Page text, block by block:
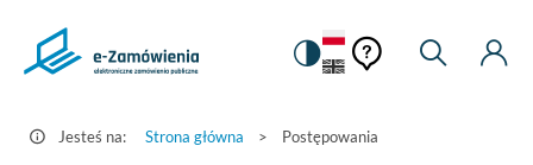
Postępowania
Zamówienia.gov.pl
Zmiana
na
kontrastową
Pomoc
kontekstowa
Pomoc
Moje
Jesteś na: Strona główna > Postępowania